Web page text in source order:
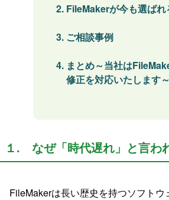
FileMakerが今も選ばれ
ご相談事例
まとめ～当社は
修正を対応いたします～
１. なぜ「時代遅れ」と言わ
FileMakerは長い歴史を持つソフトウ